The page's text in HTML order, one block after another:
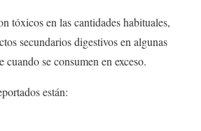
tóxicos en las cantidades habituales,
secundarios digestivos en algunas
cuando se consumen en exceso.
están: